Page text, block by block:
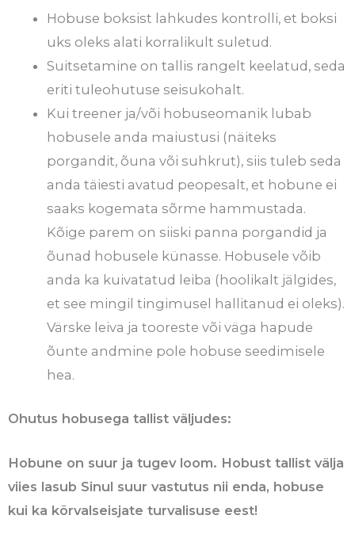
Hobuse boksist lahkudes kontrolli, et boksi
uks oleks alati korralikult suletud.
Suitsetamine on tallis rangelt keelatud, seda
eriti tuleohutuse seisukohalt.
Kui treener ja/või hobuseomanik lubab
hobusele anda maiustusi (näiteks
porgandit, õuna või suhkrut), siis tuleb seda
anda täiesti avatud peopesalt, et hobune ei
saaks kogemata sõrme hammustada.
Kõige parem on siiski panna porgandid ja
õunad hobusele künasse. Hobusele võib
anda ka kuivatatud leiba (hoolikalt jälgides,
et see mingil tingimusel hallitanud ei oleks).
Värske leiva ja tooreste või väga hapude
õunte andmine pole hobuse seedimisele
hea.
Ohutus hobusega tallist väljudes:
Hobune on suur ja tugev loom. Hobust tallist välja
viies lasub Sinul suur vastutus nii enda, hobuse
kui ka kõrvalseisjate turvalisuse eest!